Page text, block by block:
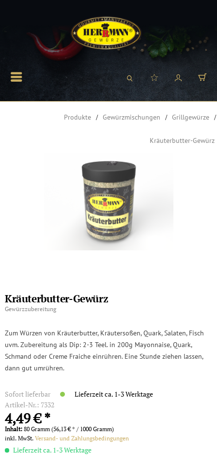
Produkte Gewürzmischungen Grillgewürze
Kräuterbutter-Gewürz
Kräuterbutter-Gewürz
Gewürzzubereitung
Zum Würzen von Kräuterbutter, Kräutersoßen, Quark, Salaten, Fisch
uvm. Zubereitung als Dip: 2-3 Teel. in 200g Mayonnaise, Quark,
Schmand oder Creme Fraiche einrühren. Eine Stunde ziehen lassen,
dann gut umrühren.
Sofort lieferbar
Lieferzeit ca. 1-3 Werktage
Artikel-Nr.: 7332
4,49 € *
Inhalt: 80 Gramm (56,13 € * / 1000 Gramm)
inkl. MwSt. Versand- und Zahlungsbedingungen
Lieferzeit ca. 1-3 Werktage